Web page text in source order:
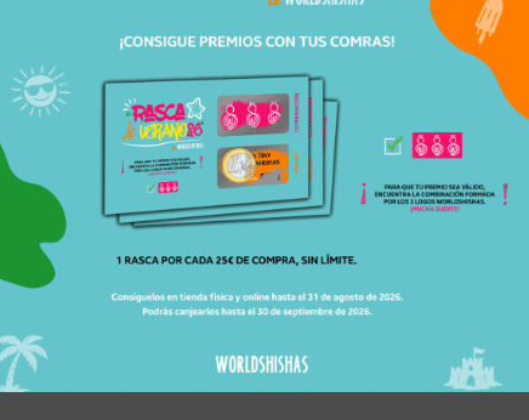
130613305
Cazoletas
Helium
En Stock
14,95€